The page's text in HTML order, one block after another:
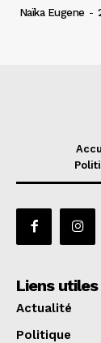
Naïka Eugene -
Liens utiles
Actualité
Politique